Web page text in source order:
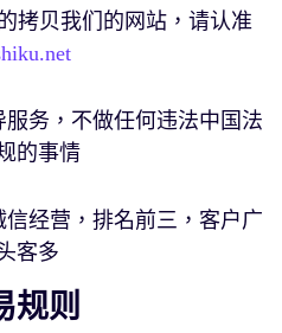
拷贝我们的网站，请认准
务，不做任何违法中国法
的事情
经营，排名前三，客户广
客多
规则